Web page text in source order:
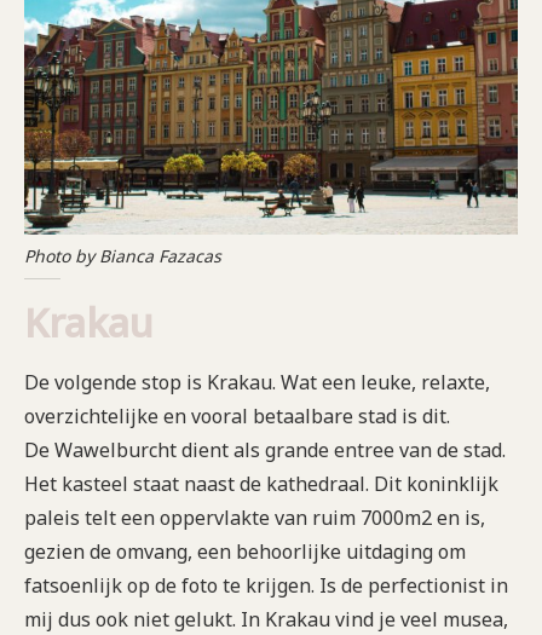
Photo by Bianca Fazacas
Krakau
De volgende stop is Krakau. Wat een leuke, relaxte,
overzichtelijke en vooral betaalbare stad is dit.
De Wawelburcht dient als grande entree van de stad.
Het kasteel staat naast de kathedraal. Dit koninklijk
paleis telt een oppervlakte van ruim 7000m2 en is,
gezien de omvang, een behoorlijke uitdaging om
fatsoenlijk op de foto te krijgen. Is de perfectionist in
mij dus ook niet gelukt. In Krakau vind je veel musea,